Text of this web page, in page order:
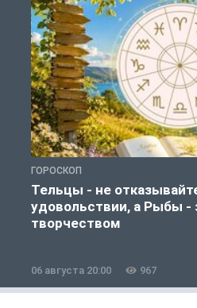
ГОРОСКОП
Тельцы - не
удовольствии, а Рыбы -
творчеством
06 августа 20:00 967